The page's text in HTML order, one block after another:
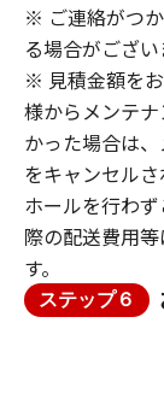
※ ご連絡がつ
る場合がござい
※ 見積金額を
様からメンテ
かった場合は
をキャンセル
ホールを行わ
際の配送費用
す。
ステップ６